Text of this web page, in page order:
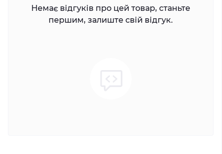
Немає відгуків про цей товар, станьте
першим, залиште свій відгук.